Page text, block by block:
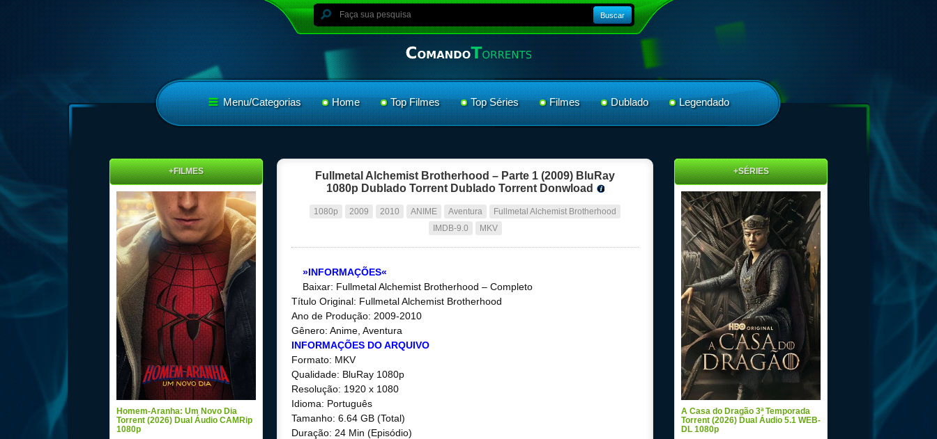
Buscar
Menu/Categorias Home Top Filmes Top Séries Filmes Dublado Legendado
Fullmetal Alchemist Brotherhood – Parte 1 (2009) BluRay
1080p Dublado Torrent Dublado Torrent Donwload
1080p 2009 2010 ANIME Aventura
Fullmetal Alchemist Brotherhood
IMDB-9.0
MKV
»INFORMAÇÕES«
Baixar: Fullmetal Alchemist Brotherhood – Completo
Título Original: Fullmetal Alchemist Brotherhood
Ano de Produção: 2009-2010
Gênero: Anime, Aventura
INFORMAÇÕES DO ARQUIVO
Formato: MKV
Qualidade: BluRay 1080p
Resolução: 1920 x 1080
Idioma: Português
Tamanho: 6.64 GB (Total)
Duração: 24 Min (Episódio)
+FILMES
Homem-Aranha: Um Novo Dia
Torrent (2026) Dual Áudio CAMRip
1080p
+SÉRIES
A Casa do Dragão 3ª Temporada
Torrent (2026) Dual Áudio 5.1 WEB-
DL 1080p